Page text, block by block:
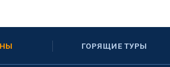
ГОРЯЩИЕ ТУРЫ